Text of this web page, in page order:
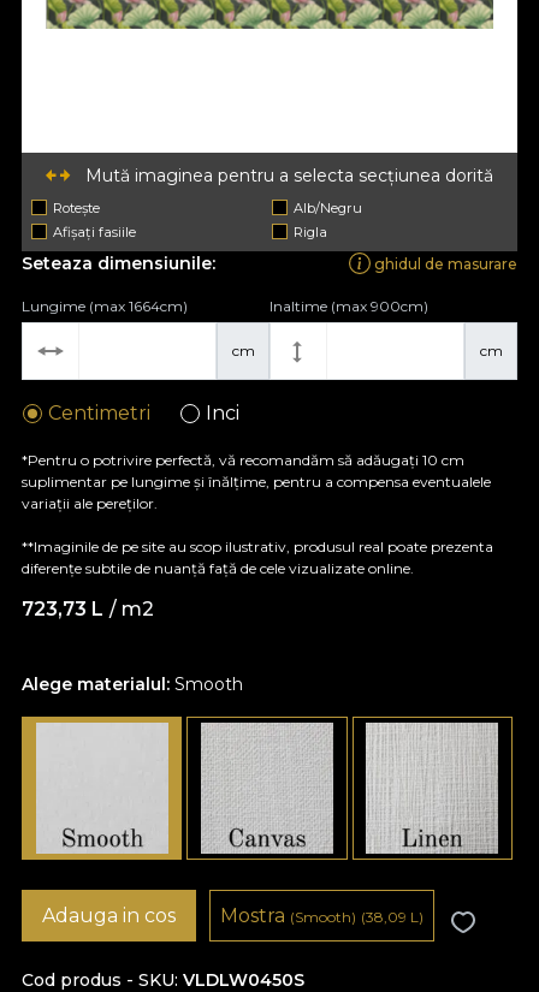
Mută imaginea pentru a selecta secțiunea dorită
Rotește
Alb/Negru
Afișați fasiile
Rigla
Alege materialul: Smooth
Seteaza dimensiunile: ghidul de masurare
cm
Lungime (max 1664cm)
cm
Inaltime (max 900cm)
Centimetri Inci
*Pentru o potrivire perfectă, vă recomandăm să adăugați 10 cm
suplimentar pe lungime și înălțime, pentru a compensa eventualele
variații ale pereților.
**Imaginile de pe site au scop ilustrativ, produsul real poate prezenta
diferențe subtile de nuanță față de cele vizualizate online.
723,73 L / m2
Cod produs - SKU VLDLW0450S
Adauga in cos Mostra (Smooth) (38,09 L )